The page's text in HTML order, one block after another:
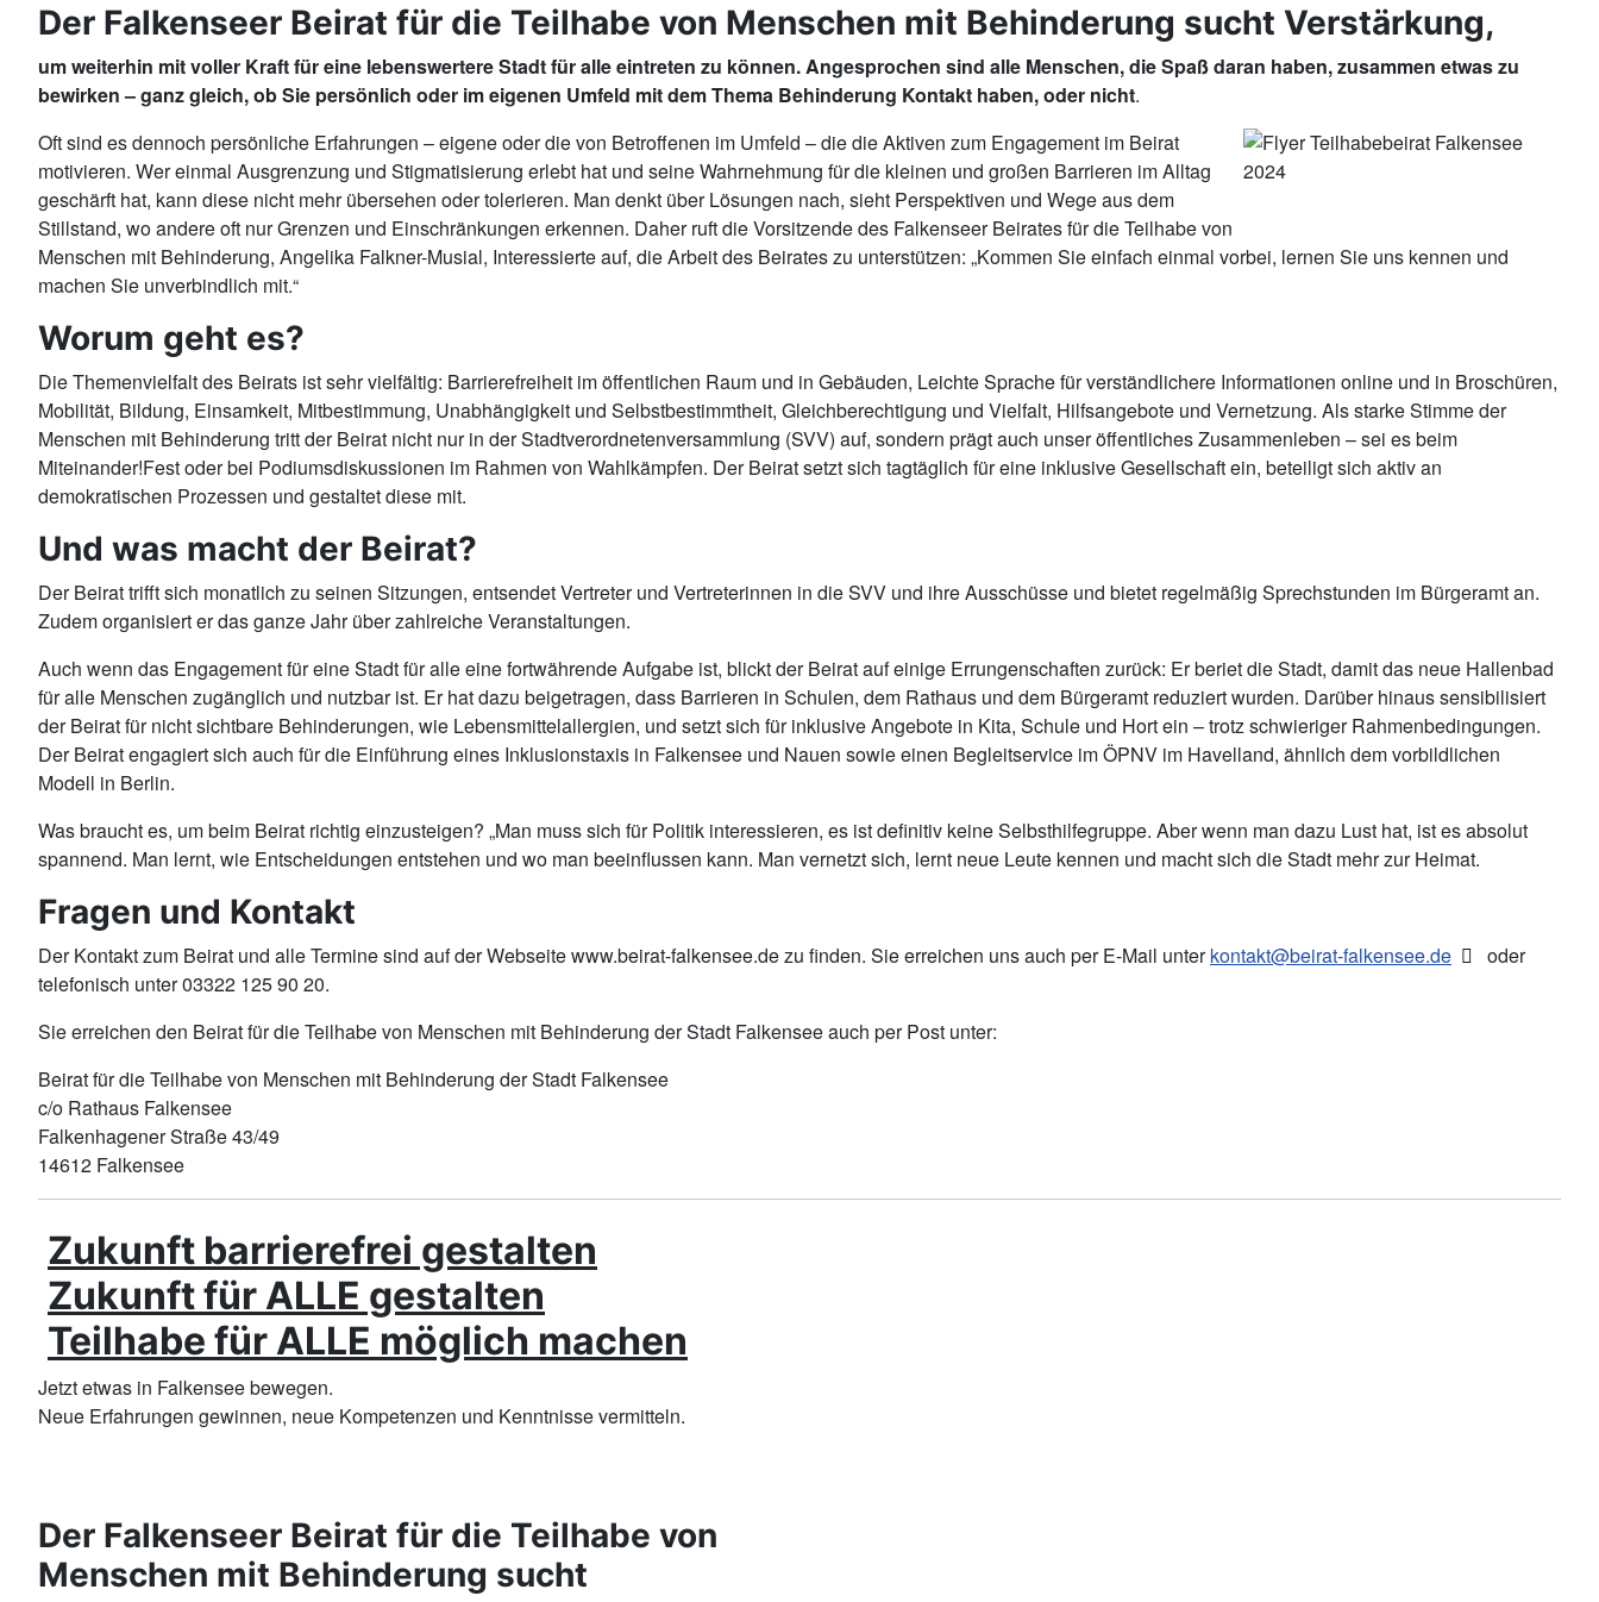
Der Falkenseer Beirat für die Teilhabe von Menschen mit Behinderung sucht Verstärkung,
um weiterhin mit voller Kraft für eine lebenswertere Stadt für alle eintreten zu können. Angesprochen sind alle Menschen, die Spaß daran haben, zusammen etwas zu
bewirken – ganz gleich, ob Sie persönlich oder im eigenen Umfeld mit dem Thema Behinderung Kontakt haben, oder nicht.
Oft sind es dennoch persönliche Erfahrungen – eigene oder die von Betroffenen im Umfeld – die die Aktiven zum Engagement im Beirat
motivieren. Wer einmal Ausgrenzung und Stigmatisierung erlebt hat und seine Wahrnehmung für die kleinen und großen Barrieren im Alltag
geschärft hat, kann diese nicht mehr übersehen oder tolerieren. Man denkt über Lösungen nach, sieht Perspektiven und Wege aus dem
Stillstand, wo andere oft nur Grenzen und Einschränkungen erkennen. Daher ruft die Vorsitzende des Falkenseer Beirates für die Teilhabe von
Menschen mit Behinderung, Angelika Falkner-Musial, Interessierte auf, die Arbeit des Beirates zu unterstützen: „Kommen Sie einfach einmal vorbei, lernen Sie uns kennen und
machen Sie unverbindlich mit.“
Worum geht es?
Die Themenvielfalt des Beirats ist sehr vielfältig: Barrierefreiheit im öffentlichen Raum und in Gebäuden, Leichte Sprache für verständlichere Informationen online und in Broschüren,
Mobilität, Bildung, Einsamkeit, Mitbestimmung, Unabhängigkeit und Selbstbestimmtheit, Gleichberechtigung und Vielfalt, Hilfsangebote und Vernetzung. Als starke Stimme der
Menschen mit Behinderung tritt der Beirat nicht nur in der Stadtverordnetenversammlung (SVV) auf, sondern prägt auch unser öffentliches Zusammenleben – sei es beim
Miteinander!Fest oder bei Podiumsdiskussionen im Rahmen von Wahlkämpfen. Der Beirat setzt sich tagtäglich für eine inklusive Gesellschaft ein, beteiligt sich aktiv an
demokratischen Prozessen und gestaltet diese mit.
Und was macht der Beirat?
Der Beirat trifft sich monatlich zu seinen Sitzungen, entsendet Vertreter und Vertreterinnen in die SVV und ihre Ausschüsse und bietet regelmäßig Sprechstunden im Bürgeramt an.
Zudem organisiert er das ganze Jahr über zahlreiche Veranstaltungen.
Auch wenn das Engagement für eine Stadt für alle eine fortwährende Aufgabe ist, blickt der Beirat auf einige Errungenschaften zurück: Er beriet die Stadt, damit das neue Hallenbad
für alle Menschen zugänglich und nutzbar ist. Er hat dazu beigetragen, dass Barrieren in Schulen, dem Rathaus und dem Bürgeramt reduziert wurden. Darüber hinaus sensibilisiert
der Beirat für nicht sichtbare Behinderungen, wie Lebensmittelallergien, und setzt sich für inklusive Angebote in Kita, Schule und Hort ein – trotz schwieriger Rahmenbedingungen.
Der Beirat engagiert sich auch für die Einführung eines Inklusionstaxis in Falkensee und Nauen sowie einen Begleitservice im ÖPNV im Havelland, ähnlich dem vorbildlichen
Modell in Berlin.
Was braucht es, um beim Beirat richtig einzusteigen? „Man muss sich für Politik interessieren, es ist definitiv keine Selbsthilfegruppe. Aber wenn man dazu Lust hat, ist es absolut
spannend. Man lernt, wie Entscheidungen entstehen und wo man beeinflussen kann. Man vernetzt sich, lernt neue Leute kennen und macht sich die Stadt mehr zur Heimat.
Fragen und Kontakt
Der Kontakt zum Beirat und alle Termine sind auf der Webseite www.beirat-falkensee.de zu finden. Sie erreichen uns auch per E-Mail unterkontakt@beirat-falkensee.de
oder
telefonisch unter 03322 125 90 20.
Sie erreichen den Beirat für die Teilhabe von Menschen mit Behinderung der Stadt Falkensee auch per Post unter:
Beirat für die Teilhabe von Menschen mit Behinderung der Stadt Falkensee
c/o Rathaus Falkensee
Falkenhagener Straße 43/49
14612 Falkensee
Zukunft barrierefrei gestalten
Zukunft für ALLE gestalten
Teilhabe für ALLE möglich machen
Jetzt etwas in Falkensee bewegen.
Neue Erfahrungen gewinnen, neue Kompetenzen und Kenntnisse vermitteln.
Der Falkenseer Beirat für die Teilhabe von
Menschen mit Behinderung sucht